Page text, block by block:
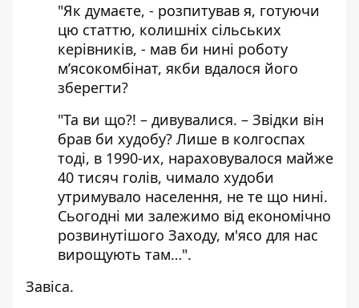
"Як думаєте, - розпитував я, готуючи
цю статтю, колишніх сільських
керівників, - мав би нині роботу
м’ясокомбінат, якби вдалося його
зберегти?
"Та ви що?! – дивувалися. – Звідки він
брав би худобу? Лише в колгоспах
тоді, в 1990-их, нараховувалося майже
40 тисяч голів, чимало худоби
утримувало населення, не те що нині.
Сьогодні ми залежимо від економічно
розвинутішого Заходу, м'ясо для нас
вирощують там…".
Завіса.